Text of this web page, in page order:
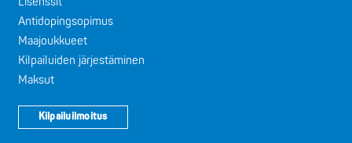
Antidopingsopimus
Maajoukkueet
Kilpailuiden järjestäminen
Maksut
Kilpailuilmoitus